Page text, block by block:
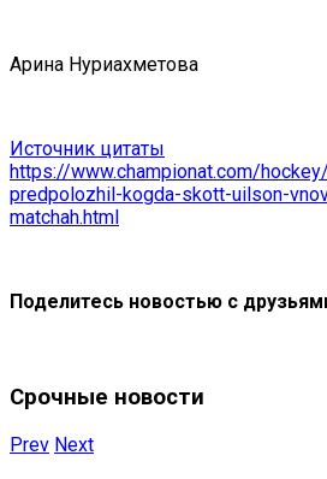
Арина Нуриахметова
Источник цитаты
https://www.championat.com/
predpolozhil-kogda-skott-uilson-
matchah.html
Поделитесь новостью с
Срочные новости
Prev Next